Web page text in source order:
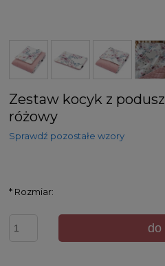
Zestaw kocyk z
różowy
Sprawdź pozostałe wzory
* Rozmiar:
do